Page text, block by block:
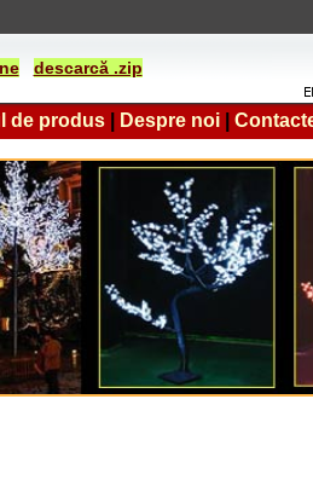
descarcă .zip
de produs Despre noi